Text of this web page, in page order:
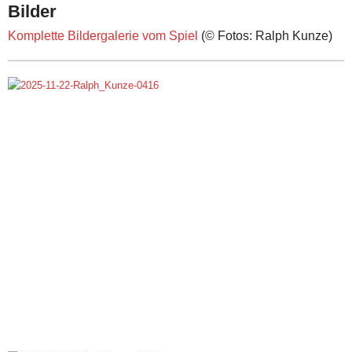
Bilder
Komplette Bildergalerie vom Spiel (© Fotos: Ralph Kunze)